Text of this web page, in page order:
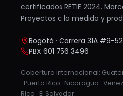
certificados RETIE 2024.
Proyectos a la medida y
Bogotá · Carrera 31A #9-
PBX 601 756 3496
Cobertura internacional:
· Puerto Rico · Nicaragua ·
Rica · El Salvador